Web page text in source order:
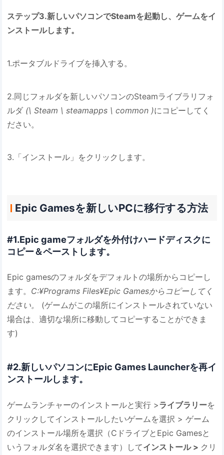
ステップ3.新しいパソコンでSteamを起動し、ゲームをイ
ンストールします。
1.ポータブルドライブを挿入する。
2.同じフォルダを新しいパソコンのSteamライブラリフォ
ルダ (\ Steam \ steamapps \ common )にコピーしてく
ださい。
3.「インストール」をクリックします。
Epic Gamesを新しいPCに移行する方法
#1.Epic gameフォルダを外付けハードディスクに
コピー＆ペーストします。
Epic gamesのフォルダをデフォルトの場所からコピーし
ます。 C:¥Programs Files¥Epic Gamesからコピーしてく
ださい。 (ゲームがこの場所にインストールされていない
場合は、適切な場所に移動してコピーすることができま
す)
#2.新しいパソコンにEpic Games Launcherを再イ
ンストールします。
ゲームランチャーのインストールと実行 >ライブラリーを
クリックしてインストールしたいゲームを選択 > ゲーム
のインストール場所を選択（CドライブとEpic Gamesと
いうフォルダ名を選択できます）してインストール > クリ